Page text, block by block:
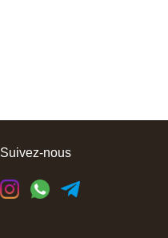
Suivez-nous